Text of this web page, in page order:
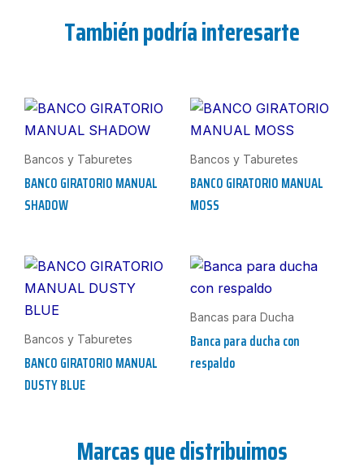
También podría interesarte
Bancos y Taburetes
BANCO GIRATORIO MANUAL
SHADOW
Bancos y Taburetes
BANCO GIRATORIO MANUAL
MOSS
Bancos y Taburetes
BANCO GIRATORIO MANUAL
DUSTY BLUE
Bancas para Ducha
Banca para ducha con
respaldo
Marcas que distribuimos